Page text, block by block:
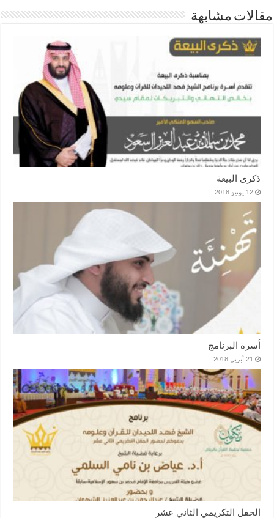
مقالات مشابهة
ذكرى البيعة
12 يونيو 2018
أسرة البرنامج
21 أبريل 2018
الحفل التكريمي الثاني عشر